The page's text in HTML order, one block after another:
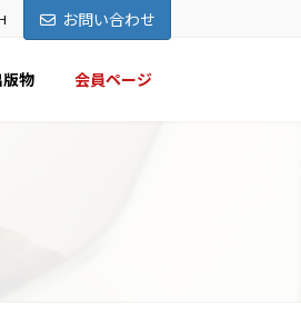
お問い合わせ
版物 会員ページ